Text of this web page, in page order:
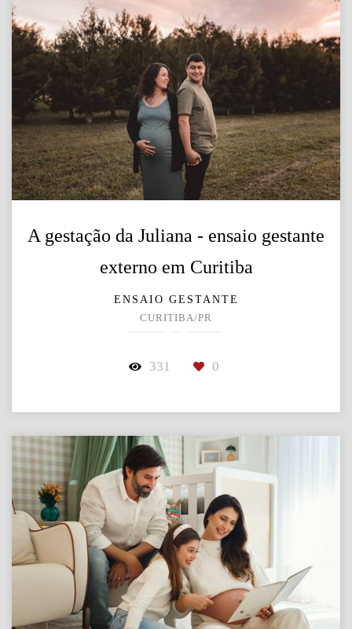
A gestação da Juliana - ensaio gestante
externo em Curitiba
ENSAIO GESTANTE
CURITIBA/PR
331 0